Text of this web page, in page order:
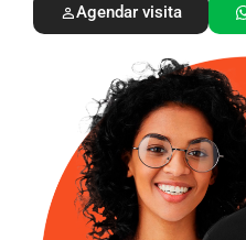
Agendar visita